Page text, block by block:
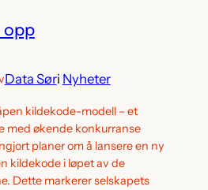
Data Søri Nyheter
kildekode-modell – et
med økende konkurranse
planer om å lansere en ny
kildekode i løpet av de
Dette markerer selskapets